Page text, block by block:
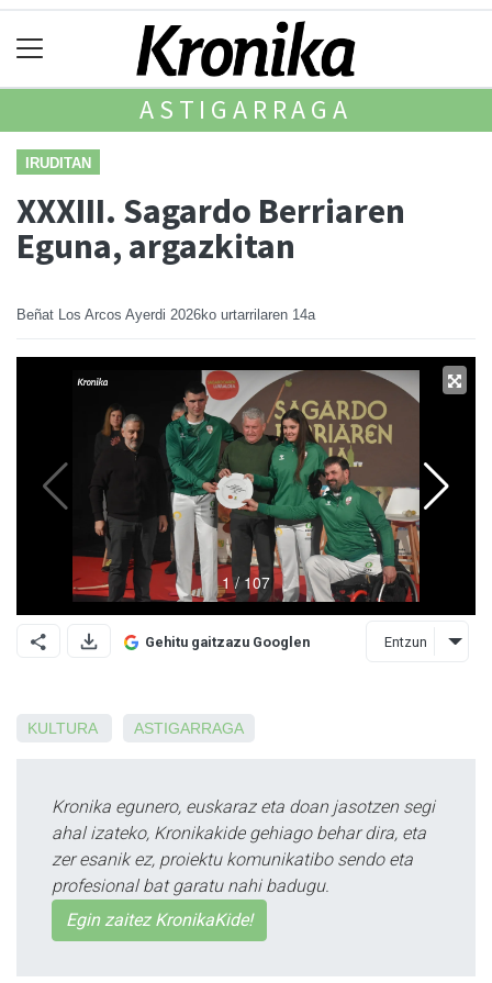
ASTIGARRAGA
IRUDITAN
XXXIII. Sagardo Berriaren
Eguna, argazkitan
Beñat Los Arcos Ayerdi 2026ko urtarrilaren 14a
Gehitu gaitzazu Googlen Entzun
KULTURA ASTIGARRAGA
Kronika egunero, euskaraz eta doan jasotzen segi
ahal izateko, Kronikakide gehiago behar dira, eta
zer esanik ez, proiektu komunikatibo sendo eta
profesional bat garatu nahi badugu.
Egin zaitez KronikaKide!